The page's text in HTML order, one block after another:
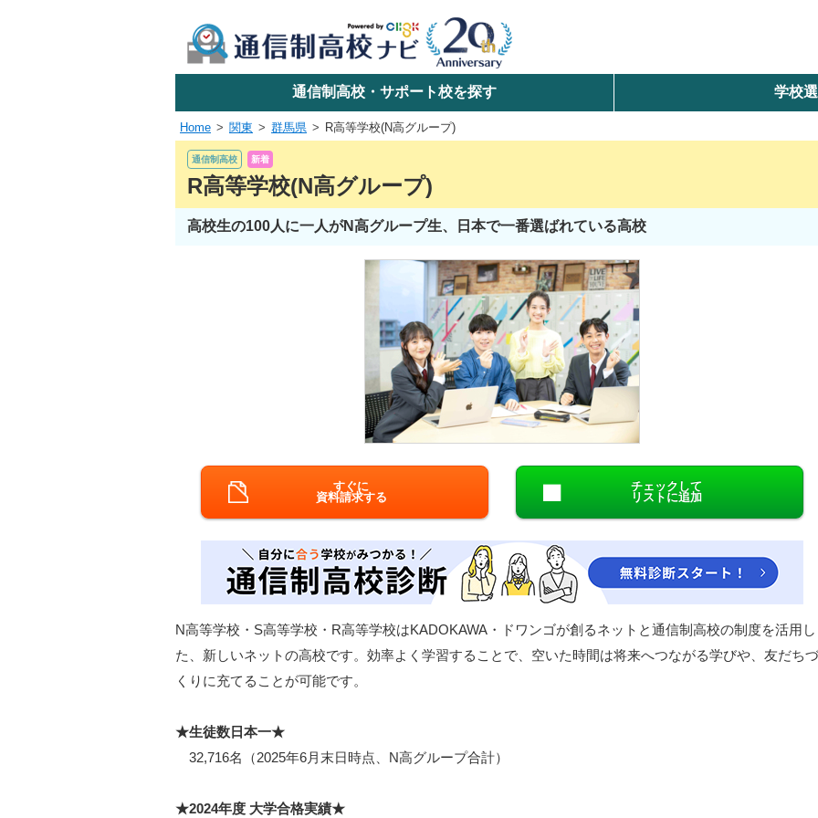
学校名で探す
検索
関東 北海道・東北
北陸・甲信越
中国
九州・沖縄
閉じる
通信制高校・サポート校を探す 学校
Home 関東 群馬県 R高等学校(N高グループ)
通信制高校 新着
R高等学校(N高グループ)
高校生の100人に一人がN高グループ生、日本で一番選ばれている高校
すぐに
資料請求する
チェックして
リストに追加
N高等学校・S高等学校・R高等学校はKADOKAWA・ドワンゴが創るネットと通信制高校の制度を活用し
た、新しいネットの高校です。効率よく学習することで、空いた時間は将来へつながる学びや、友だちづ
くりに充てることが可能です。
★生徒数日本一★
32,716名（2025年6月末日時点、N高グループ合計）
★2024年度 大学合格実績★